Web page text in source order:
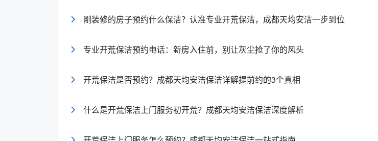
这种模块化设计，无形中覆盖了大量长尾搜索需求，比如成都二手房开荒保洁
价。
在线预约流程：3步坐等洁净新家
刚装修的房子预约什么保洁？认准专业开荒保洁，成都天均安洁一步到位
专业开荒保洁预约电话：新房入住前，别让灰尘抢了你的风头
开荒保洁是否预约？成都天均安洁保洁详解提前约的3个真相
什么是开荒保洁上门服务初开荒？成都天均安洁保洁深度解析